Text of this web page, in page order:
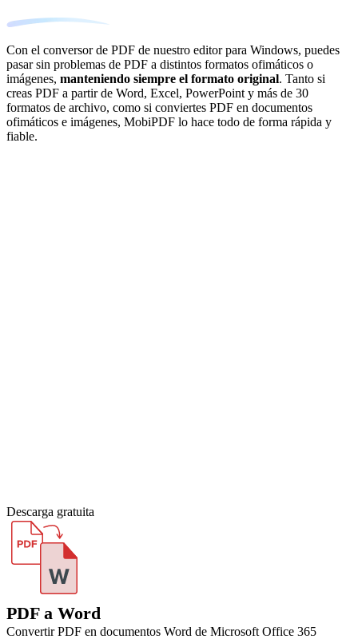
Con el conversor de PDF de nuestro editor para Windows, puedes
pasar sin problemas de PDF a distintos formatos ofimáticos o
imágenes, manteniendo siempre el formato original. Tanto si
creas PDF a partir de Word, Excel, PowerPoint y más de 30
formatos de archivo, como si conviertes PDF en documentos
ofimáticos e imágenes, MobiPDF lo hace todo de forma rápida y
fiable.
Descarga gratuita
PDF a Word
Convertir PDF en documentos Word de Microsoft Office 365